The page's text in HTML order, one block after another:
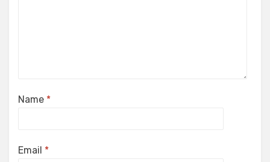
Name *
Email *